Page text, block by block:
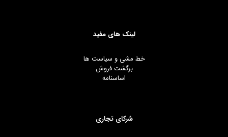
لینک های مفید
خط مشی و سیاست ها
برگشت فروش
اساسنامه
شرکای تجاری